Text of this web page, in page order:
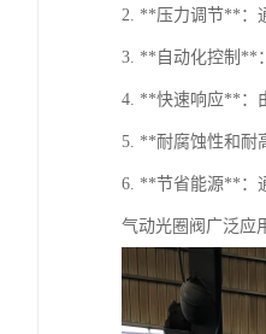
2. **压力调节**：
3. **自动化控制**
4. **快速响应**：
5. **耐腐蚀性和耐
6. **节省能源**：
气动光圈阀广泛应